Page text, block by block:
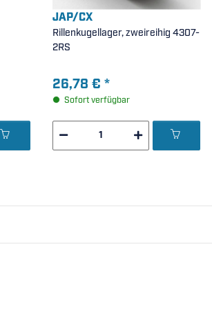
JAP/CX
Rillenkugellager, zweireihig 4307-
2RS
26,78 € *
Sofort verfügbar